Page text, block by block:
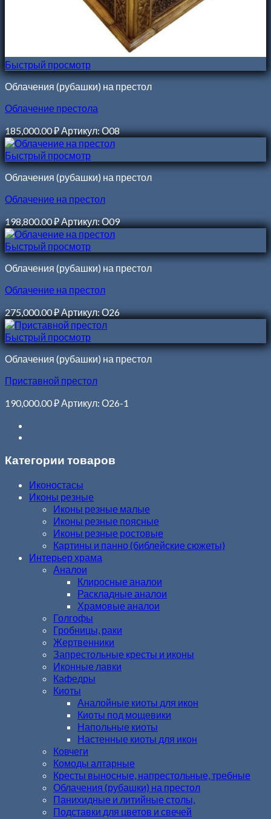
Быстрый просмотр
Облачения (рубашки) на престол
Облачение престола
185,000.00₽Артикул: О08
Быстрый просмотр
Облачения (рубашки) на престол
Облачение на престол
198,800.00₽Артикул: О09
Быстрый просмотр
Облачения (рубашки) на престол
Облачение на престол
275,000.00₽Артикул: О26
Быстрый просмотр
Облачения (рубашки) на престол
Приставной престол
190,000.00₽ Артикул: О26-1
Категории товаров
Иконостасы
Иконы резные
Иконы резные малые
Иконы резные поясные
Иконы резные ростовые
Картины и панно (библейские сюжеты)
Интерьер храма
Аналои
Клиросные аналои
Раскладные аналои
Храмовые аналои
Голгофы
Гробницы, раки
Жертвенники
Запрестольные кресты и иконы
Иконные лавки
Кафедры
Киоты
Аналойные киоты для икон
Киоты под мощевики
Напольные киоты
Настенные киоты для икон
Ковчеги
Комоды алтарные
Кресты выносные, напрестольные, требные
Облачения (рубашки) на престол
Панихидные и литийные столы,
Подставки для цветов и свечей